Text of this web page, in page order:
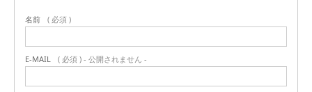
名前 ( 必須 )
E-MAIL ( 必須 ) - 公開されません -